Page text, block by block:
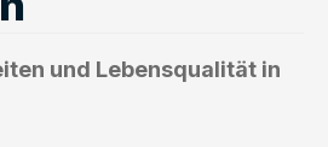
und Lebensqualität in